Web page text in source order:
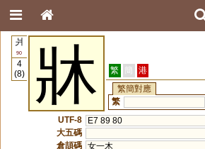
爿
90
4
(8)
牀 繁 簡
港
繁簡對應
繁
UTF-8
E7 89 80
大五碼
倉頡碼 女一木